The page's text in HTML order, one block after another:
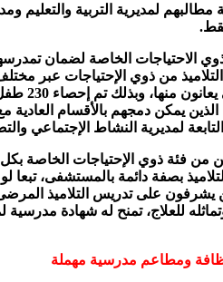
لمديرية التربية والتعليم
الاحتياجات الخاصة لضمان
فقط الذين يمكن دمجهم بالأقسام
من فئة ذوي الإحتياجات الخاصة
بصفة دائمة بالمستشفى،
للعلاج، تمنح له شهادة مدرسية
ومطاعم مدرسية مهملة